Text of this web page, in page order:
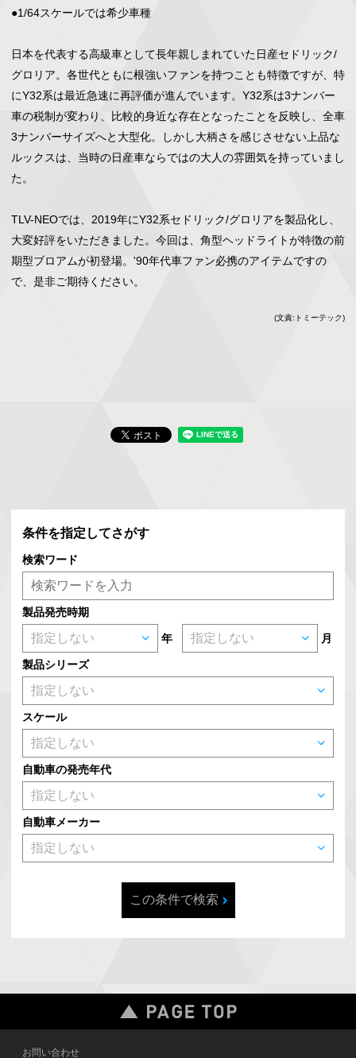
●1/64スケールでは希少車種
日本を代表する高級車として長年親しまれていた日産セドリック/
グロリア。各世代ともに根強いファンを持つことも特徴ですが、特
にY32系は最近急速に再評価が進んでいます。Y32系は3ナンバー
車の税制が変わり、比較的身近な存在となったことを反映し、全車
3ナンバーサイズへと大型化。しかし大柄さを感じさせない上品な
ルックスは、当時の日産車ならではの大人の雰囲気を持っていまし
た。
TLV-NEOでは、2019年にY32系セドリック/グロリアを製品化し、
大変好評をいただきました。今回は、角型ヘッドライトが特徴の前
期型ブロアムが初登場。'90年代車ファン必携のアイテムですの
で、是非ご期待ください。
(文責:トミーテック)
条件を指定してさがす
検索ワード
製品発売時期
年 月
製品シリーズ
スケール
自動車の発売年代
自動車メーカー
この条件で検索
お問い合わせ